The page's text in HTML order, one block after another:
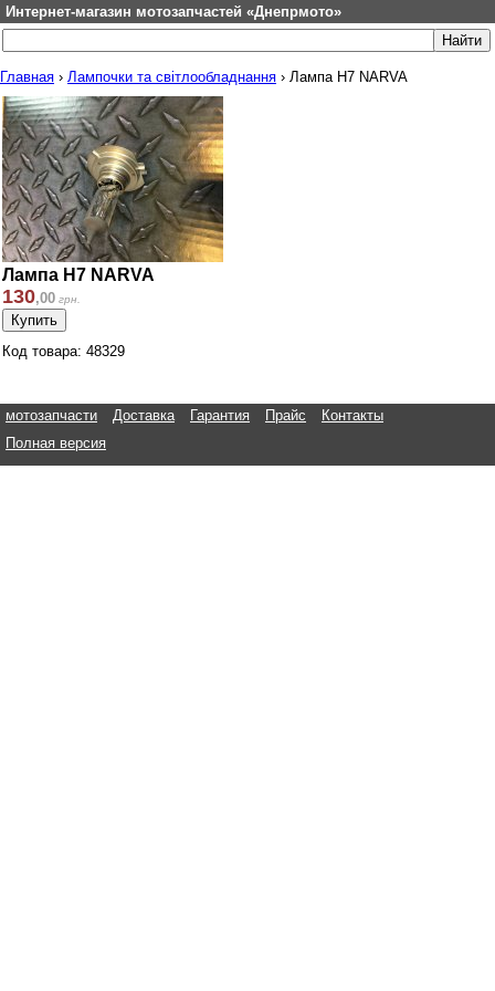
Интернет-магазин мотозапчастей «Днепрмото»
Главная › Лампочки та світлообладнання › Лампа Н7 NARVA
Лампа Н7 NARVA
130,00 грн.
Код товара: 48329
мотозапчасти Доставка Гарантия Прайс
Контакты
Полная версия